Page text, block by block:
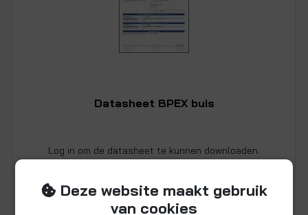
Datasheet BPEX buis
Log in om de datasheet te kunnen downloaden.
Deze website maakt gebruik
van cookies